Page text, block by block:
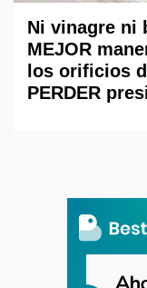
Ni vinagre ni
MEJOR
los orificios
PERDER